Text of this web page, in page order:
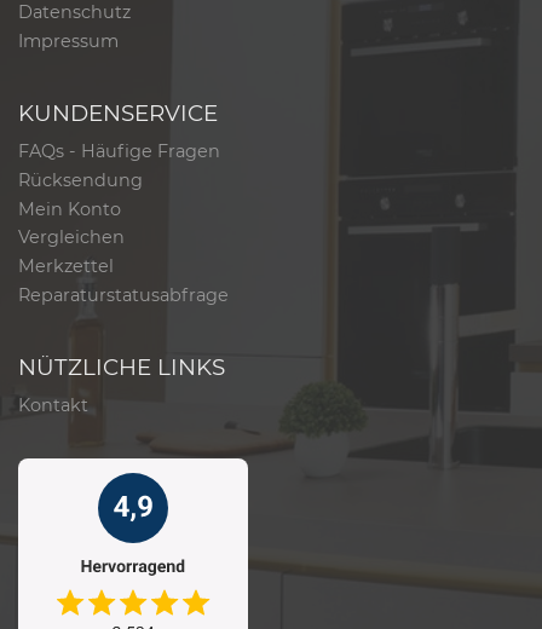
Datenschutz
Impressum
KUNDENSERVICE
FAQs - Häufige Fragen
Rücksendung
Mein Konto
Vergleichen
Merkzettel
Reparaturstatusabfrage
NÜTZLICHE LINKS
Kontakt